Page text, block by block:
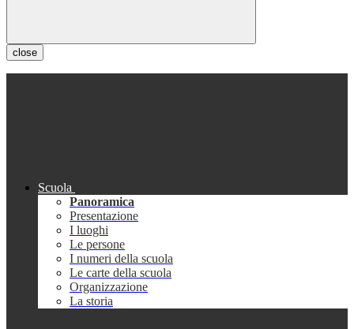
close
Scuola
Panoramica
Presentazione
I luoghi
Le persone
I numeri della scuola
Le carte della scuola
Organizzazione
La storia